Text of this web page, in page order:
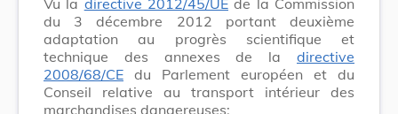
du 3 décembre 2012 portant deuxième
adaptation au progrès scientifique et
technique des annexes de la directive
2008/68/CE du Parlement européen et du
Conseil relative au transport intérieur des
marchandises dangereuses;